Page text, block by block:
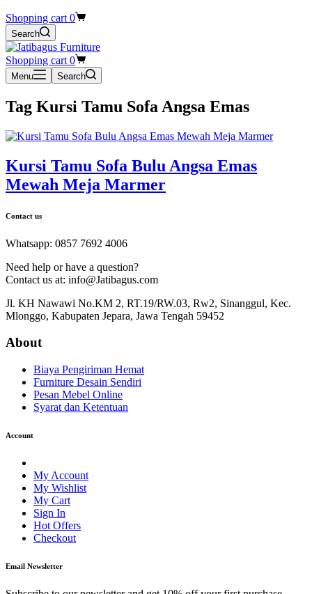
Shopping cart 0
Search
Shopping cart 0
Menu Search
Tag Kursi Tamu Sofa Angsa Emas
Kursi Tamu Sofa Bulu Angsa Emas
Mewah Meja Marmer
Contact us
Whatsapp: 0857 7692 4006
Need help or have a question?
Contact us at: info@Jatibagus.com
Jl. KH Nawawi No.KM 2, RT.19/RW.03, Rw2, Sinanggul, Kec.
Mlonggo, Kabupaten Jepara, Jawa Tengah 59452
About
Biaya Pengiriman Hemat
Furniture Desain Sendiri
Pesan Mebel Online
Syarat dan Ketentuan
Account
My Account
My Wishlist
My Cart
Sign In
Hot Offers
Checkout
Email Newsletter